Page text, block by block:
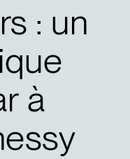
6 : un
à